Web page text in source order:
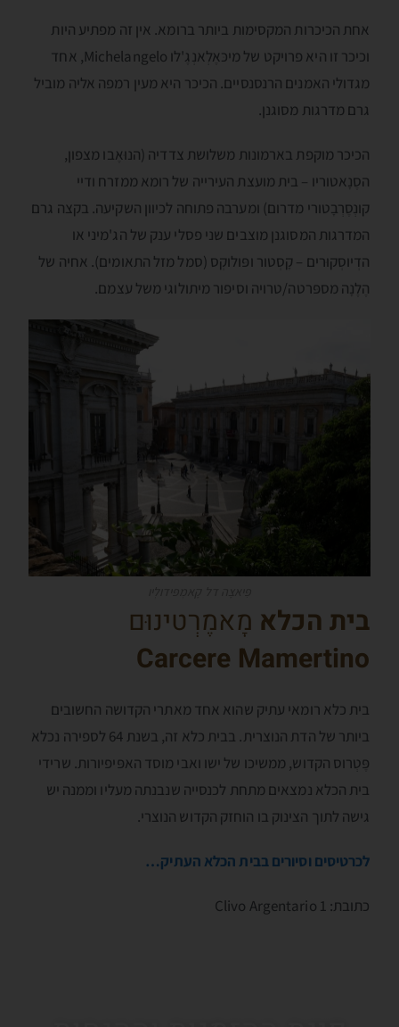
אחת הכיכרות המקסימות ביותר ברומא. אין זה מפתיע היות
וכיכר זו היא פרויקט של מיכּאֶלְאנְגֶ'לו Michelangelo, אחד
מגדולי האמנים הרנסנסיים. הכיכר היא מעין רמפה אליה מוביל
גרם מדרגות מסוגנן.
הכיכר מוקפת בארמונות משלושת צדדיה (הנוּאֶבו מצפון,
הסֶנָאטוריו – בית מועצת העירייה של רומא ממזרח ודיי
קונְסֶרְבָטורי מדרום) ומערבה פתוחה לכיוון השקיעה. בקצה גרם
המדרגות המסוגנן מוצבים שני פסלי ענק של הג'מיני או
הדְיוסְקוּרים – קָסְטור ופּולוקְס (סמל מזל התאומים). אחיה של
הֶלֶנָה מספּרטה/טרויה וסיפור מיתולוגי משל עצמם.
בית הכלא מָאמֶרְטינוּם
Carcere Mamertino
בית כלא רומאי עתיק שהוא אחד מאתרי הקדושה החשובים
ביותר של הדת הנוצרית. בבית כלא זה, בשנת 64 לספירה נכלא
פֶּטְרוס הקדוש, ממשיכו של ישו ואבי מוסד האפּיפיורות. שרידי
בית הכלא נמצאים מתחת לכנסייה שנבנתה מעליו וממנה יש
גישה לתוך הצינוק בו הוחזק הקדוש הנוצרי.
לכרטיסים וסיורים בבית הכלא העתיק…
כתובת: Clivo Argentario 1